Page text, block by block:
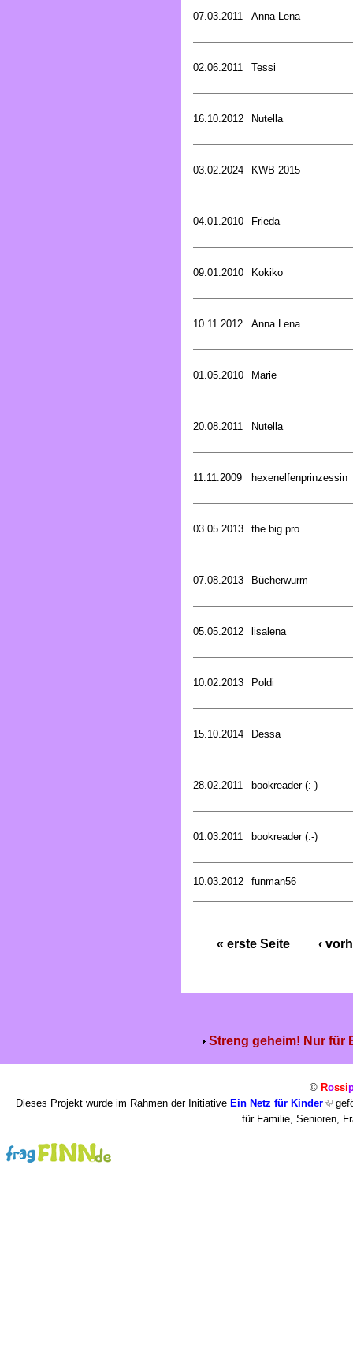
07.03.2011 Anna Lena
02.06.2011 Tessi
16.10.2012 Nutella
03.02.2024 KWB 2015
04.01.2010 Frieda
09.01.2010 Kokiko
10.11.2012 Anna Lena
01.05.2010 Marie
20.08.2011 Nutella
11.11.2009 hexenelfenprinzessin
03.05.2013 the big pro
07.08.2013 Bücherwurm
05.05.2012 lisalena
10.02.2013 Poldi
15.10.2014 Dessa
28.02.2011 bookreader (:-)
01.03.2011 bookreader (:-)
10.03.2012 funman56
« erste Seite ‹
Streng geheim! Nur für
© Rossi
Dieses Projekt wurde im Rahmen der Initiative Ein Netz für Kinder
für Familie, Senioren,